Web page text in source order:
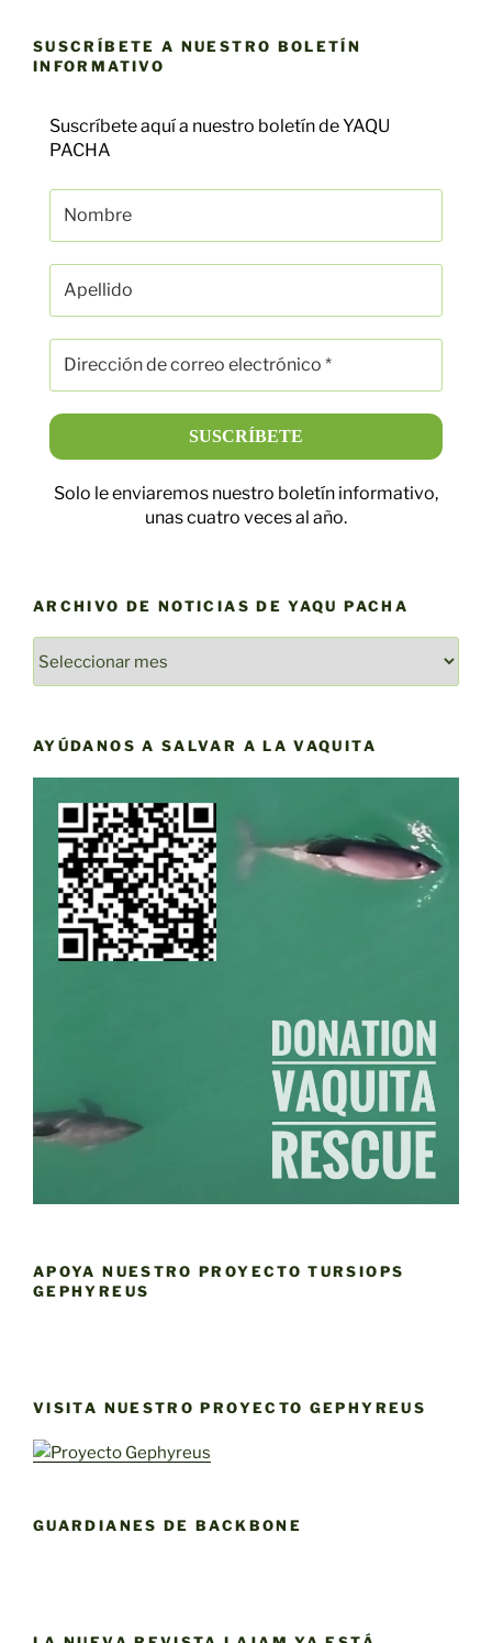
SUSCRÍBETE A NUESTRO BOLETÍN
INFORMATIVO
Suscríbete aquí a nuestro boletín de YAQU
PACHA
Solo le enviaremos nuestro boletín informativo,
unas cuatro veces al año.
ARCHIVO DE NOTICIAS DE YAQU PACHA
YAQU
PACHA
AYÚDANOS A SALVAR A LA VAQUITA
APOYA NUESTRO PROYECTO TURSIOPS
GEPHYREUS
VISITA NUESTRO PROYECTO GEPHYREUS
GUARDIANES DE BACKBONE